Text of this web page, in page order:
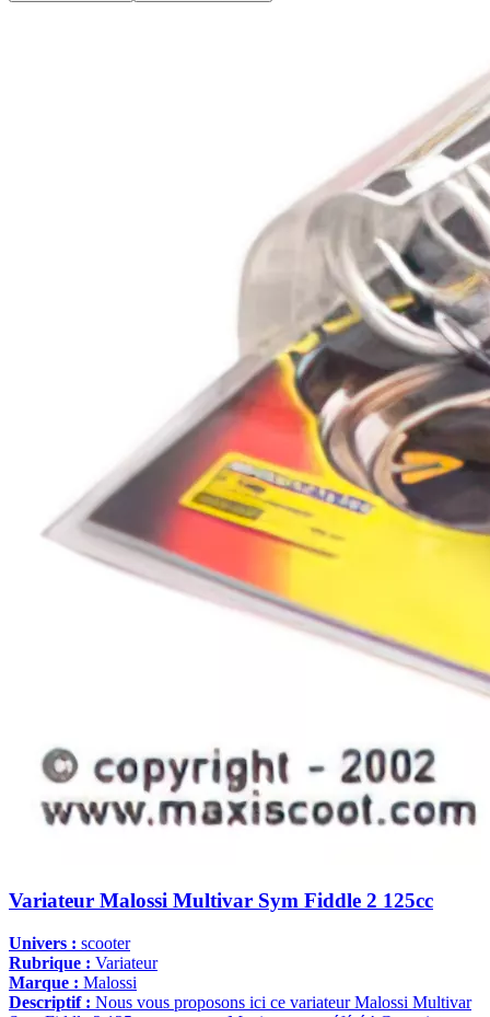
Variateur Malossi Multivar Sym Fiddle 2 125cc
Univers : scooter
Rubrique : Variateur
Marque : Malossi
Descriptif : Nous vous proposons ici ce variateur Malossi Multivar